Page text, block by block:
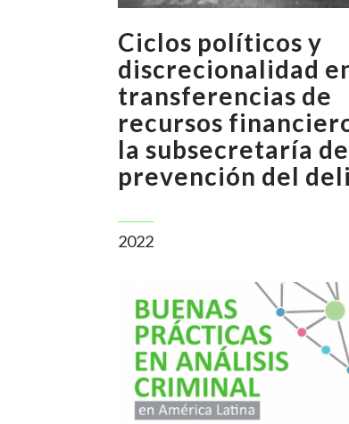
Ciclos políticos y
discrecionalidad
transferencias de
recursos
la subsecretaría de
prevención del
2022